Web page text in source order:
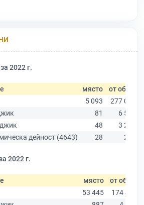
2022 г.
място от общо
5 093
277 019
81
6 511
48
3 280
дейност (4643)
28 215
2022 г.
място от общо
53 445
174 403